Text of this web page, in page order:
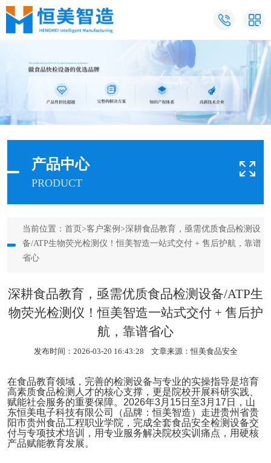
产品中心
PRODUCT
当前位置： 首页 >客户案例 >深耕食品教育，亟需优质食品检测设
备/ATP生物荧光检测仪！恒美智造一站式交付 + 售后护航，靠谱
省心
深耕食品教育，亟需优质食品检测设备/ATP生
物荧光检测仪！恒美智造一站式交付 + 售后护
航，靠谱省心
发布时间：2026-03-20 16:43:28 文章来源：恒美食品安全
在食品教育领域，完善的检测设备与专业的实操指导是培育
高素质食品检测人才的核心支撑，更是院校开展科研实践、
赋能社会服务的重要保障。 2026年3月 15日至3月 17 日，山
东恒美电子科技有限公司（品牌：恒美智造）走进贵州省贵
阳市贵州食品工程职业学院，完成全套食品安全检测设备交
付与专项技术培训，用专业服务解决院校实训痛点，用硬核
产品赋能教育发展。